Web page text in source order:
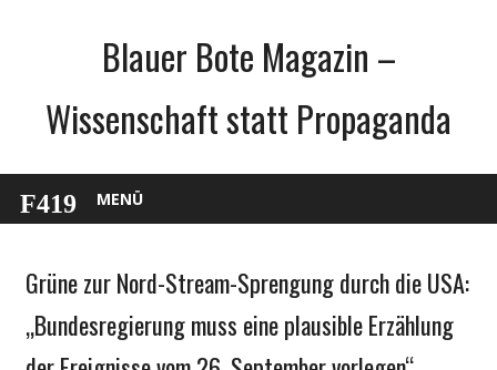
Blauer Bote Magazin –
Wissenschaft statt Propaganda
MENÜ
Gesellschaft
Grüne zur Nord-Stream-Sprengung durch die USA:
„Bundesregierung muss eine plausible Erzählung